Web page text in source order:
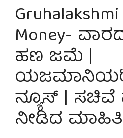
Money-
ಹಣ ಜಮೆ |
ನ್ಯೂಸ್ | ಸಚಿವೆ
ನೀಡಿದ ಮಾಹಿತಿ